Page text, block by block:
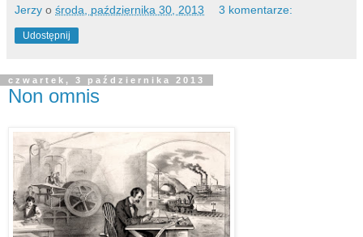
Jerzy o środa, października 30, 2013 3 komentarze:
Udostępnij
czwartek, 3 października 2013
Non omnis